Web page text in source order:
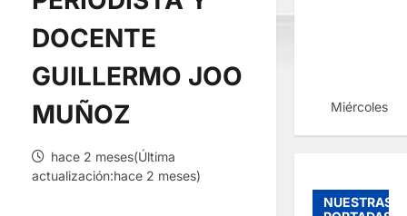
DOCENTE
GUILLERMO JOO
MUÑOZ
hace 2 meses(Última
actualización:hace 2 meses)
Miércoles,
NUESTRAS